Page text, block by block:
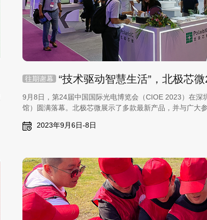
往期谢幕
9月8日，第24届中国国际光电博览会（CIOE 2023）在深
馆）圆满落幕。北极芯微展示了多款最新产品，并与广大
活的理解和探讨。
2023年9月6日-8日